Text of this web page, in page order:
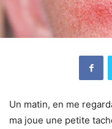
Un matin, en me
ma joue une petite